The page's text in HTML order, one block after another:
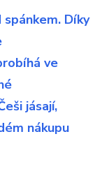
Díky
ve
jásají,
nákupu